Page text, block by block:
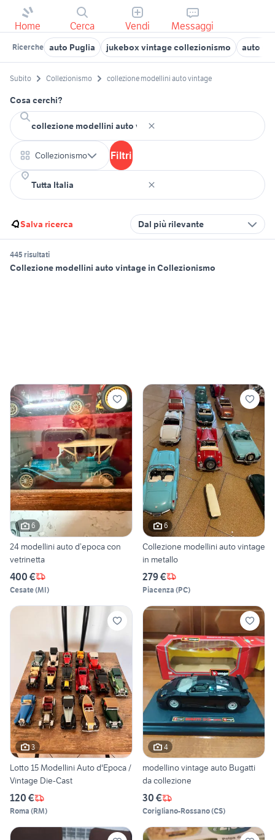
Home Cerca Vendi Messaggi
Ricerche auto Puglia jukebox vintage collezionismo auto
Subito Collezionismo collezione modellini auto vintage
Cosa cerchi?
Collezionismo Filtri
Salva ricerca Dal più rilevante
445 risultati
Collezione modellini auto vintage in Collezionismo
6
24 modellini auto d’epoca con
vetrinetta
400 €
Cesate(MI)
6
Collezione modellini auto vintage
in metallo
279 €
Piacenza (PC)
3
Lotto 15 Modellini Auto d'Epoca /
Vintage Die-Cast
120 €
Roma (RM)
4
modellino vintage auto Bugatti
da collezione
30 €
Corigliano-Rossano(CS)